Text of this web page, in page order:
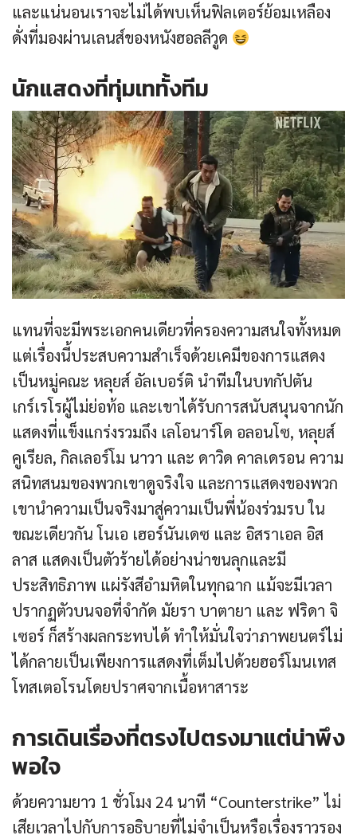
และแน่นอนเราจะไม่ได้พบเห็นฟิลเตอร์ย้อมเหลือง
ดั่งที่มองผ่านเลนส์ของหนังฮอลลีวูด
นักแสดงที่ทุ่มเททั้งทีม
แทนที่จะมีพระเอกคนเดียวที่ครองความสนใจทั้งหมด
แต่เรื่องนี้ประสบความสำเร็จด้วยเคมีของการแสดง
เป็นหมู่คณะ หลุยส์ อัลเบอร์ติ นำทีมในบทกัปตัน
เกร์เรโรผู้ไม่ย่อท้อ และเขาได้รับการสนับสนุนจากนัก
แสดงที่แข็งแกร่งรวมถึง เลโอนาร์โด อลอนโซ, หลุยส์
คูเรียล, กิลเลอร์โม นาวา และ ดาวิด คาลเดรอน ความ
สนิทสนมของพวกเขาดูจริงใจ และการแสดงของพวก
เขานำความเป็นจริงมาสู่ความเป็นพี่น้องร่วมรบ ใน
ขณะเดียวกัน โนเอ เฮอร์นันเดซ และ อิสราเอล อิส
ลาส แสดงเป็นตัวร้ายได้อย่างน่าขนลุกและมี
ประสิทธิภาพ แผ่รังสีอำมหิตในทุกฉาก แม้จะมีเวลา
ปรากฏตัวบนจอที่จำกัด มัยรา บาตายา และ ฟริดา จิ
เซอร์ ก็สร้างผลกระทบได้ ทำให้มั่นใจว่าภาพยนตร์ไม่
ได้กลายเป็นเพียงการแสดงที่เต็มไปด้วยฮอร์โมนเทส
โทสเตอโรนโดยปราศจากเนื้อหาสาระ
การเดินเรื่องที่ตรงไปตรงมาแต่น่าพึง
พอใจ
ด้วยความยาว 1 ชั่วโมง 24 นาที “Counterstrike” ไม่
เสียเวลาไปกับการอธิบายที่ไม่จำเป็นหรือเรื่องราวรอง